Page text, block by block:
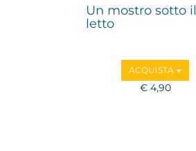
Un mostro sotto il
letto
ACQUISTA
€ 4,90